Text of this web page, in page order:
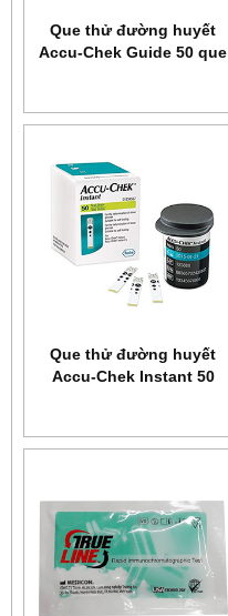
Que thử đường huyết
Accu-Chek Guide 50 que
Que thử đường huyết
Accu-Chek Instant 50